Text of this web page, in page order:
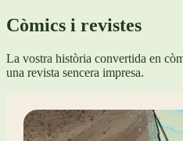
Còmics i revistes
La vostra història convertida en
una revista sencera impresa.